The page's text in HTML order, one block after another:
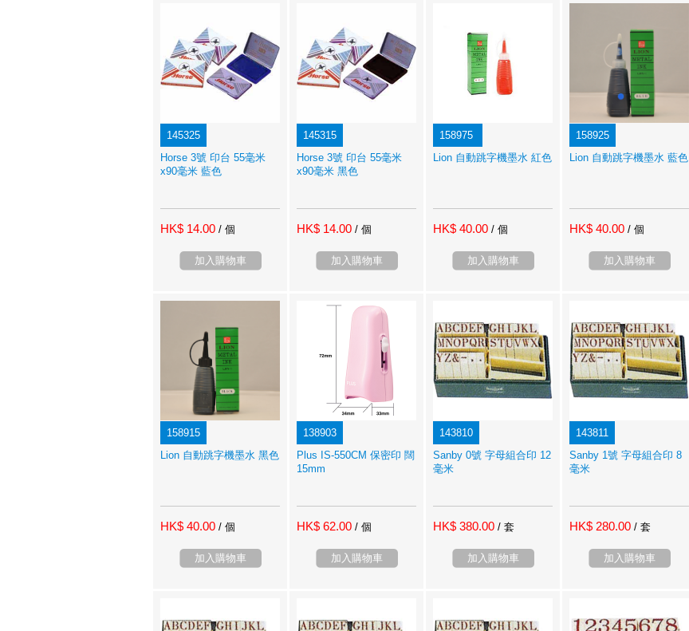
145325
Horse 3號 印台 55毫米
x90毫米 藍色
HK$ 14.00 / 個
加入購物車
145315
Horse 3號 印台 55毫米
x90毫米 黑色
HK$ 14.00 / 個
加入購物車
158975
Lion 自動跳字機墨水 紅色
HK$ 40.00 / 個
加入購物車
158925
Lion 自動跳字機墨水 藍色
HK$ 40.00 / 個
加入購物車
158915
Lion 自動跳字機墨水 黑色
HK$ 40.00 / 個
加入購物車
138903
Plus IS-550CM 保密印 闊
15mm
HK$ 62.00 / 個
加入購物車
143810
Sanby 0號 字母組合印 12
毫米
HK$ 380.00 / 套
加入購物車
143811
Sanby 1號 字母組合印 8
毫米
HK$ 280.00 / 套
加入購物車